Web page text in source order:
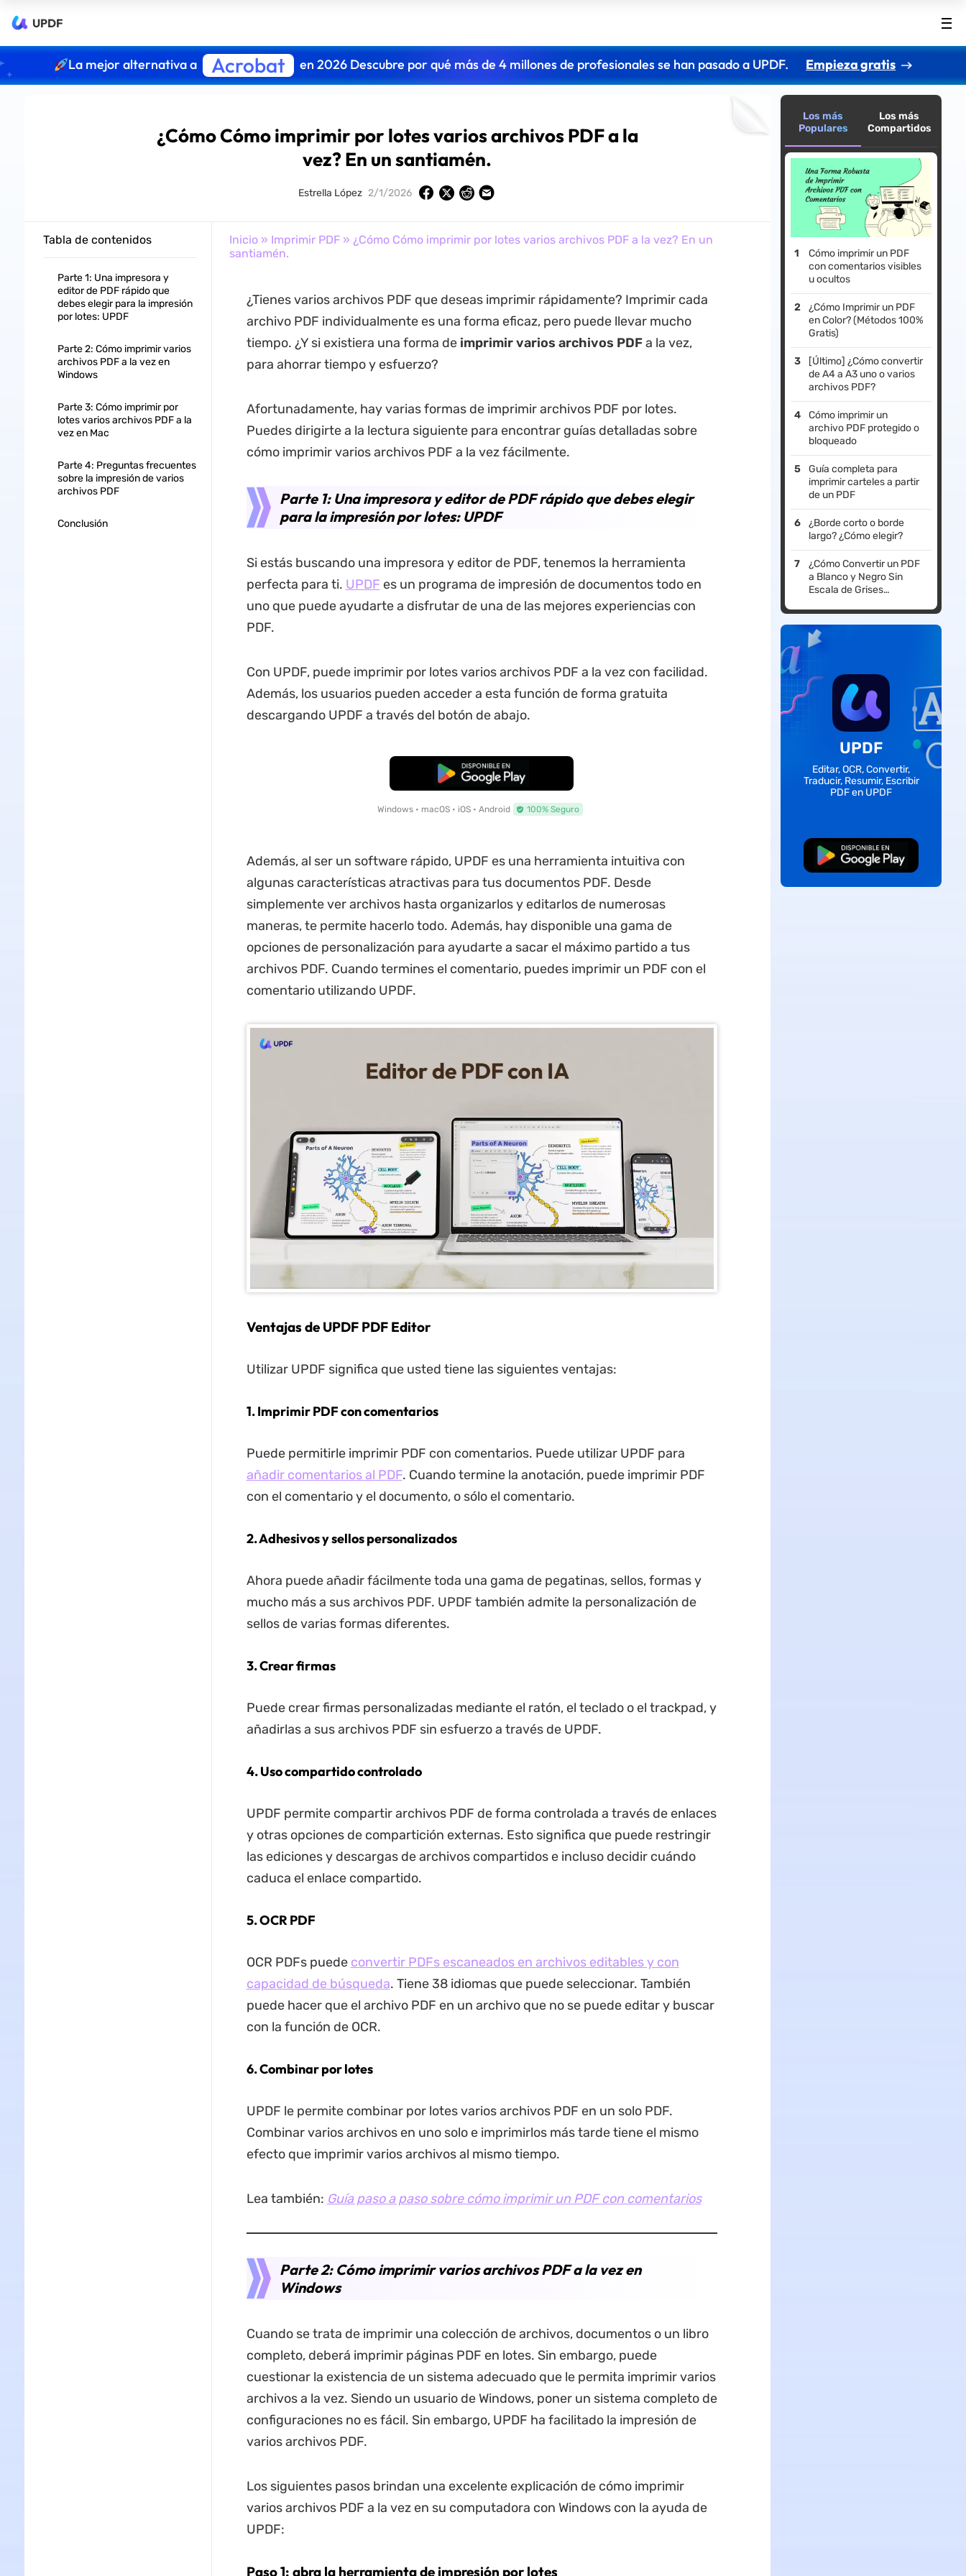
UPDF
La mejor alternativa a Acrobat en 2026 Descubre por qué más de 4 millones de profesionales se han pasado a UPDF. Empieza gratis
¿Cómo Cómo imprimir por lotes varios archivos PDF a la
vez? En un santiamén.
Estrella López 2/1/2026
Tabla de contenidos
Parte 1: Una impresora y
editor de PDF rápido que
debes elegir para la impresión
por lotes: UPDF
Parte 2: Cómo imprimir varios
archivos PDF a la vez en
Windows
Parte 3: Cómo imprimir por
lotes varios archivos PDF a la
vez en Mac
Parte 4: Preguntas frecuentes
sobre la impresión de varios
archivos PDF
Conclusión
Inicio» Imprimir PDF» ¿Cómo Cómo imprimir por lotes varios archivos PDF a la vez? En un
santiamén.
¿Tienes varios archivos PDF que deseas imprimir rápidamente? Imprimir cada
archivo PDF individualmente es una forma eficaz, pero puede llevar mucho
tiempo. ¿Y si existiera una forma de imprimir varios archivos PDFa la vez,
para ahorrar tiempo y esfuerzo?
Afortunadamente, hay varias formas de imprimir archivos PDF por lotes.
Puedes dirigirte a la lectura siguiente para encontrar guías detalladas sobre
cómo imprimir varios archivos PDF a la vez fácilmente.
Parte 1: Una impresora y editor de PDF rápido que debes elegir
para la impresión por lotes: UPDF
Si estás buscando una impresora y editor de PDF, tenemos la herramienta
perfecta para ti. UPDF es un programa de impresión de documentos todo en
uno que puede ayudarte a disfrutar de una de las mejores experiencias con
PDF.
Con UPDF, puede imprimir por lotes varios archivos PDF a la vez con facilidad.
Además, los usuarios pueden acceder a esta función de forma gratuita
descargando UPDF a través del botón de abajo.
Descarga Gratuita
Windows • macOS • iOS • Android 100% Seguro
Además, al ser un software rápido, UPDF es una herramienta intuitiva con
algunas características atractivas para tus documentos PDF. Desde
simplemente ver archivos hasta organizarlos y editarlos de numerosas
maneras, te permite hacerlo todo. Además, hay disponible una gama de
opciones de personalización para ayudarte a sacar el máximo partido a tus
archivos PDF. Cuando termines el comentario, puedes imprimir un PDF con el
comentario utilizando UPDF.
Ventajas de UPDF PDF Editor
Utilizar UPDF significa que usted tiene las siguientes ventajas:
1. Imprimir PDF con comentarios
Puede permitirle imprimir PDF con comentarios. Puede utilizar UPDF para
añadir comentarios al PDF. Cuando termine la anotación, puede imprimir PDF
con el comentario y el documento, o sólo el comentario.
2. Adhesivos y sellos personalizados
Ahora puede añadir fácilmente toda una gama de pegatinas, sellos, formas y
mucho más a sus archivos PDF. UPDF también admite la personalización de
sellos de varias formas diferentes.
3. Crear firmas
Puede crear firmas personalizadas mediante el ratón, el teclado o el trackpad, y
añadirlas a sus archivos PDF sin esfuerzo a través de UPDF.
4. Uso compartido controlado
UPDF permite compartir archivos PDF de forma controlada a través de enlaces
y otras opciones de compartición externas. Esto significa que puede restringir
las ediciones y descargas de archivos compartidos e incluso decidir cuándo
caduca el enlace compartido.
5. OCR PDF
OCR PDFs puede convertir PDFs escaneados en archivos editables y con
capacidad de búsqueda. Tiene 38 idiomas que puede seleccionar. También
puede hacer que el archivo PDF en un archivo que no se puede editar y buscar
con la función de OCR.
6. Combinar por lotes
UPDF le permite combinar por lotes varios archivos PDF en un solo PDF.
Combinar varios archivos en uno solo e imprimirlos más tarde tiene el mismo
efecto que imprimir varios archivos al mismo tiempo.
Lea también: Guía paso a paso sobre cómo imprimir un PDF con comentarios
Parte 2: Cómo imprimir varios archivos PDF a la vez en
Windows
Cuando se trata de imprimir una colección de archivos, documentos o un libro
completo, deberá imprimir páginas PDF en lotes. Sin embargo, puede
cuestionar la existencia de un sistema adecuado que le permita imprimir varios
archivos a la vez. Siendo un usuario de Windows, poner un sistema completo de
configuraciones no es fácil. Sin embargo, UPDF ha facilitado la impresión de
varios archivos PDF.
Los siguientes pasos brindan una excelente explicación de cómo imprimir
varios archivos PDF a la vez en su computadora con Windows con la ayuda de
UPDF:
Paso 1: abra la herramienta de impresión por lotes
Los más
Populares
Los más
Compartidos
Cómo imprimir un PDF
con comentarios visibles
u ocultos
¿Cómo Imprimir un PDF
en Color? (Métodos 100%
Gratis)
[Último] ¿Cómo convertir
de A4 a A3 uno o varios
archivos PDF?
Cómo imprimir un
archivo PDF protegido o
bloqueado
Guía completa para
imprimir carteles a partir
de un PDF
¿Borde corto o borde
largo? ¿Cómo elegir?
¿Cómo Convertir un PDF
a Blanco y Negro Sin
Escala de Grises
UPDF
Editar, OCR, Convertir,
Traducir, Resumir, Escribir
PDF en UPDF
Descarga Gratuita